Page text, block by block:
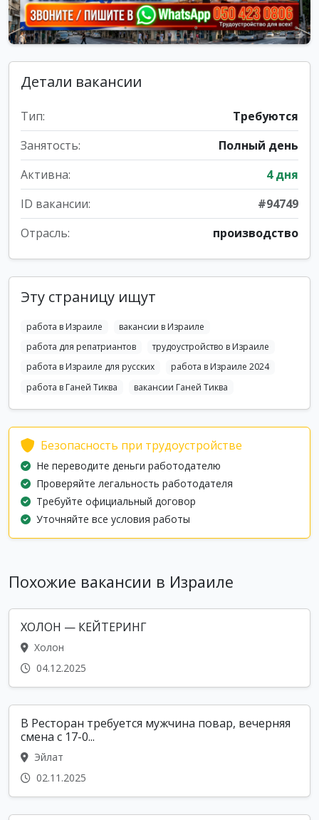
Детали вакансии
Тип:
Требуются
Занятость:
Полный день
Активна:
4 дня
ID вакансии:
#94749
Отрасль:
производство
Эту страницу ищут
работа в Израиле
вакансии в Израиле
работа для репатриантов
трудоустройство в Израиле
работа в Израиле для русских
работа в Израиле 2024
работа в Ганей Тиква
вакансии Ганей Тиква
Безопасность при трудоустройстве
Не переводите деньги работодателю
Проверяйте легальность работодателя
Требуйте официальный договор
Уточняйте все условия работы
Похожие вакансии в Израиле
ХОЛОН — КЕЙТЕРИНГ
Холон
04.12.2025
В Ресторан требуется мужчина повар, вечерняя
смена с 17-0...
Эйлат
02.11.2025